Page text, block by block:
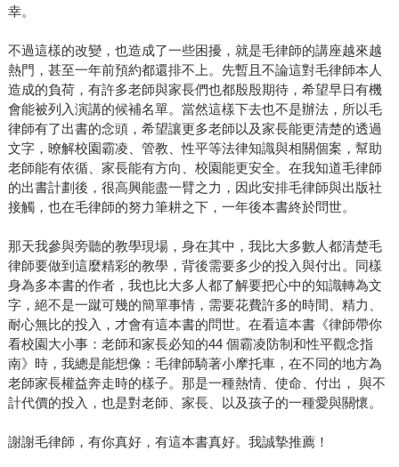
幸。
不過這樣的改變，也造成了一些困擾，就是毛律師的講座越來越
熱門，甚至一年前預約都還排不上。先暫且不論這對毛律師本人
造成的負荷，有許多老師與家長們也都殷殷期待，希望早日有機
會能被列入演講的候補名單。當然這樣下去也不是辦法，所以毛
律師有了出書的念頭，希望讓更多老師以及家長能更清楚的透過
文字，暸解校園霸凌、管教、性平等法律知識與相關個案，幫助
老師能有依循、家長能有方向、校園能更安全。在我知道毛律師
的出書計劃後，很高興能盡一臂之力，因此安排毛律師與出版社
接觸，也在毛律師的努力筆耕之下，一年後本書終於問世。
那天我參與旁聽的教學現場，身在其中，我比大多數人都清楚毛
律師要做到這麼精彩的教學，背後需要多少的投入與付出。同樣
身為多本書的作者，我也比大多人都了解要把心中的知識轉為文
字，絕不是一蹴可幾的簡單事情，需要花費許多的時間、精力、
耐心無比的投入，才會有這本書的問世。在看這本書《律師帶你
看校園大小事：老師和家長必知的44 個霸凌防制和性平觀念指
南》時，我總是能想像：毛律師騎著小摩托車，在不同的地方為
老師家長權益奔走時的樣子。那是一種熱情、使命、付出， 與不
計代價的投入，也是對老師、家長、以及孩子的一種愛與關懷。
謝謝毛律師，有你真好，有這本書真好。我誠摯推薦！